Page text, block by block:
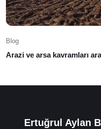
Blog
Arazi ve arsa kavramları
Ertuğrul Aylan